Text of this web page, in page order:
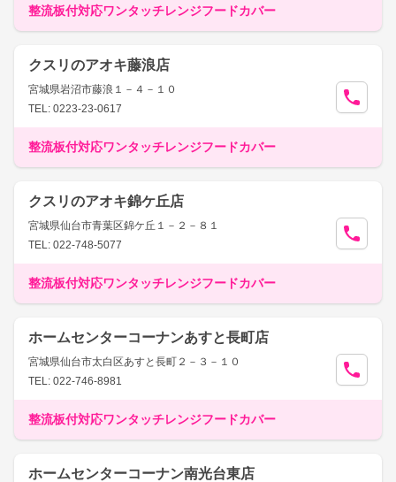
整流板付対応ワンタッチレンジフードカバー
クスリのアオキ藤浪店
宮城県岩沼市藤浪１－４－１０
TEL: 0223-23-0617
整流板付対応ワンタッチレンジフードカバー
クスリのアオキ錦ケ丘店
宮城県仙台市青葉区錦ケ丘１－２－８１
TEL: 022-748-5077
整流板付対応ワンタッチレンジフードカバー
ホームセンターコーナンあすと長町店
宮城県仙台市太白区あすと長町２－３－１０
TEL: 022-746-8981
整流板付対応ワンタッチレンジフードカバー
ホームセンターコーナン南光台東店